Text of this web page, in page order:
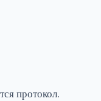
протокол.